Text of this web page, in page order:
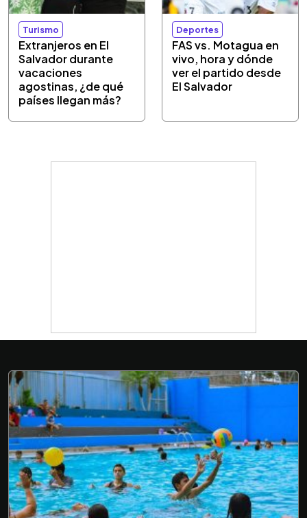
Turismo
Extranjeros en El
Salvador durante
vacaciones
agostinas, ¿de qué
países llegan más?
Deportes
FAS vs. Motagua en
vivo, hora y dónde
ver el partido desde
El Salvador